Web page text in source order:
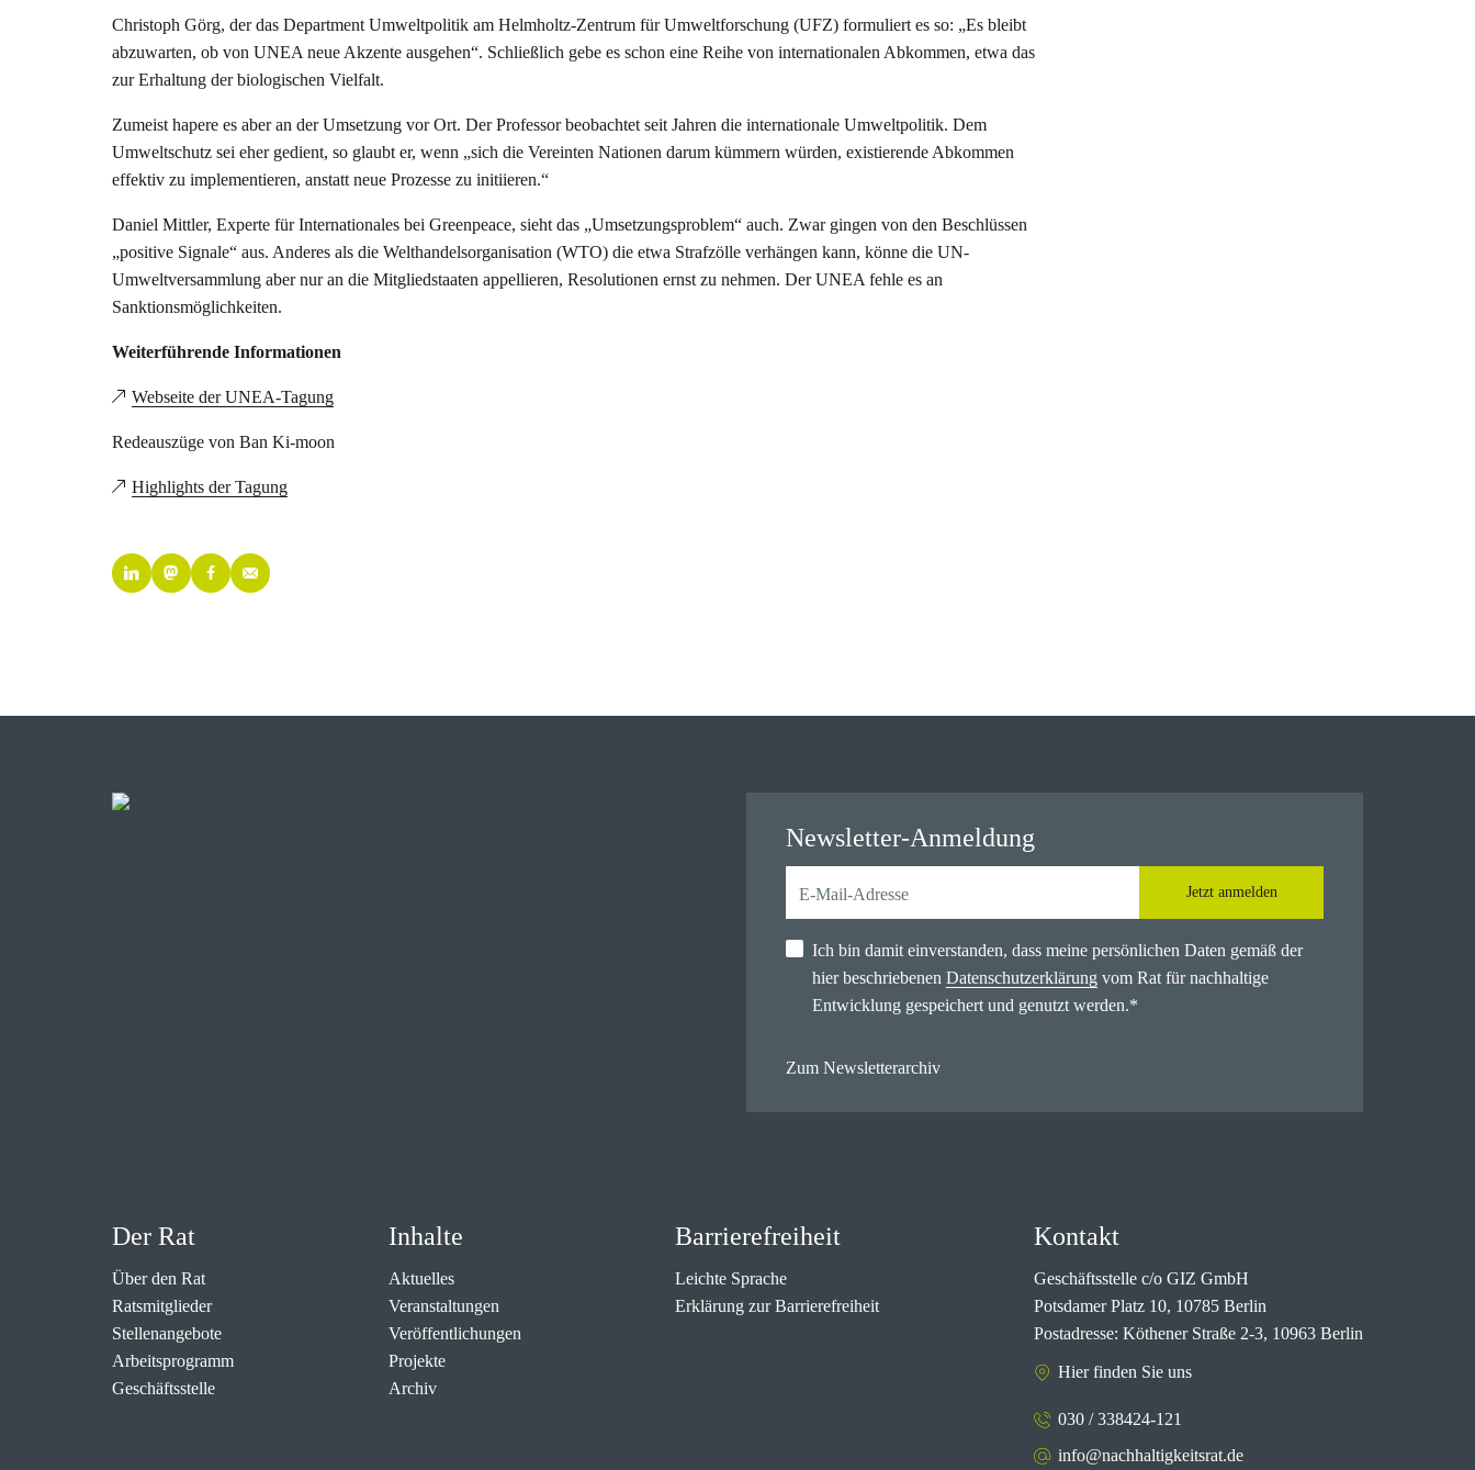
Christoph Görg, der das Department Umweltpolitik am Helmholtz-Zentrum für Umweltforschung (UFZ) formuliert es so: „Es bleibt
abzuwarten, ob von UNEA neue Akzente ausgehen“. Schließlich gebe es schon eine Reihe von internationalen Abkommen, etwa das
zur Erhaltung der biologischen Vielfalt.
Zumeist hapere es aber an der Umsetzung vor Ort. Der Professor beobachtet seit Jahren die internationale Umweltpolitik. Dem
Umweltschutz sei eher gedient, so glaubt er, wenn „sich die Vereinten Nationen darum kümmern würden, existierende Abkommen
effektiv zu implementieren, anstatt neue Prozesse zu initiieren.“
Daniel Mittler, Experte für Internationales bei Greenpeace, sieht das „Umsetzungsproblem“ auch. Zwar gingen von den Beschlüssen
„positive Signale“ aus. Anderes als die Welthandelsorganisation (WTO) die etwa Strafzölle verhängen kann, könne die UN-
Umweltversammlung aber nur an die Mitgliedstaaten appellieren, Resolutionen ernst zu nehmen. Der UNEA fehle es an
Sanktionsmöglichkeiten.
Weiterführende Informationen
Webseite der UNEA-Tagung
Redeauszüge von Ban Ki-moon
Highlights der Tagung
Newsletter-Anmeldung
Jetzt anmelden
Ich bin damit einverstanden, dass meine persönlichen Daten gemäß der
hier beschriebenen Datenschutzerklärung vom Rat für nachhaltige
Entwicklung gespeichert und genutzt werden.*
Zum Newsletterarchiv
Der Rat
Über den Rat
Ratsmitglieder
Stellenangebote
Arbeitsprogramm
Geschäftsstelle
Inhalte
Aktuelles
Veranstaltungen
Veröffentlichungen
Projekte
Archiv
Barrierefreiheit
Leichte Sprache
Erklärung zur Barrierefreiheit
Kontakt
Geschäftsstelle c/o GIZ GmbH
Potsdamer Platz 10, 10785 Berlin
Postadresse: Köthener Straße 2-3, 10963 Berlin
Hier finden Sie uns
030 / 338424-121
info@nachhaltigkeitsrat.de